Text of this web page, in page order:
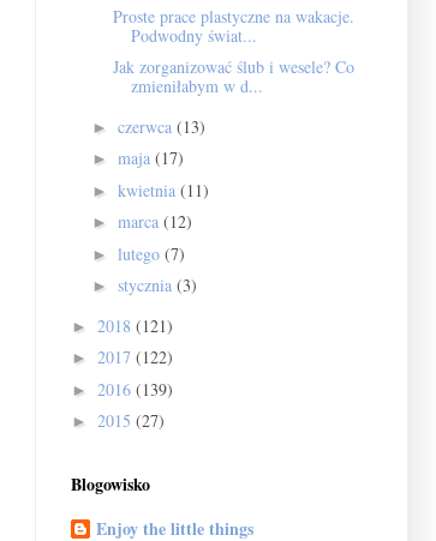
Proste prace plastyczne na wakacje.
Podwodny świat...
Jak zorganizować ślub i wesele? Co
zmieniłabym w d...
► czerwca (13)
► maja (17)
► kwietnia (11)
► marca (12)
► lutego (7)
► stycznia (3)
► 2018 (121)
► 2017 (122)
► 2016 (139)
► 2015 (27)
Blogowisko
Enjoy the little things